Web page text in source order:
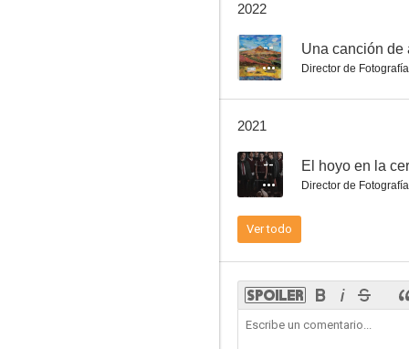
2022
-- Una canción de
Director de Fotografía
2021
-- El hoyo en la
Director de Fotografía
Ver todo